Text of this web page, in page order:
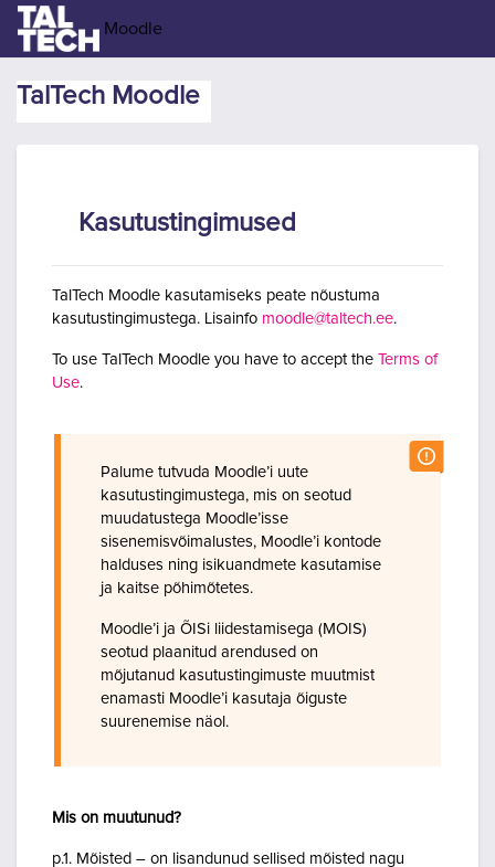
Jäta vahele peasisuni
Moodle
TalTech Moodle
Kasutustingimused
TalTech Moodle kasutamiseks peate nõustuma
kasutustingimustega. Lisainfo moodle@taltech.ee.
To use TalTech Moodle you have to accept the Terms of
Use.
Palume tutvuda Moodle’i uute
kasutustingimustega, mis on seotud
muudatustega Moodle’isse
sisenemisvõimalustes, Moodle’i kontode
halduses ning isikuandmete kasutamise
ja kaitse põhimõtetes.
Moodle’i ja ÕISi liidestamisega (MOIS)
seotud plaanitud arendused on
mõjutanud kasutustingimuste muutmist
enamasti Moodle’i kasutaja õiguste
suurenemise näol.
Mis on muutunud?
p.1. Mõisted – on lisandunud sellised mõisted nagu